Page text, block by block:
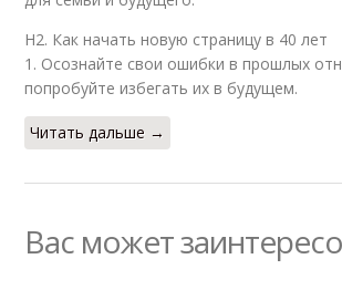
H2. Как начать новую страницу в 40 лет
1. Осознайте свои ошибки в прошлых
попробуйте избегать их в будущем.
Читать дальше →
Вас может